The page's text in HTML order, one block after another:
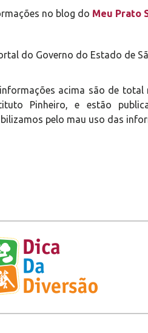
no blog do Meu Prato
do Governo do Estado de
acima são de total
Pinheiro, e estão
pelo mau uso das